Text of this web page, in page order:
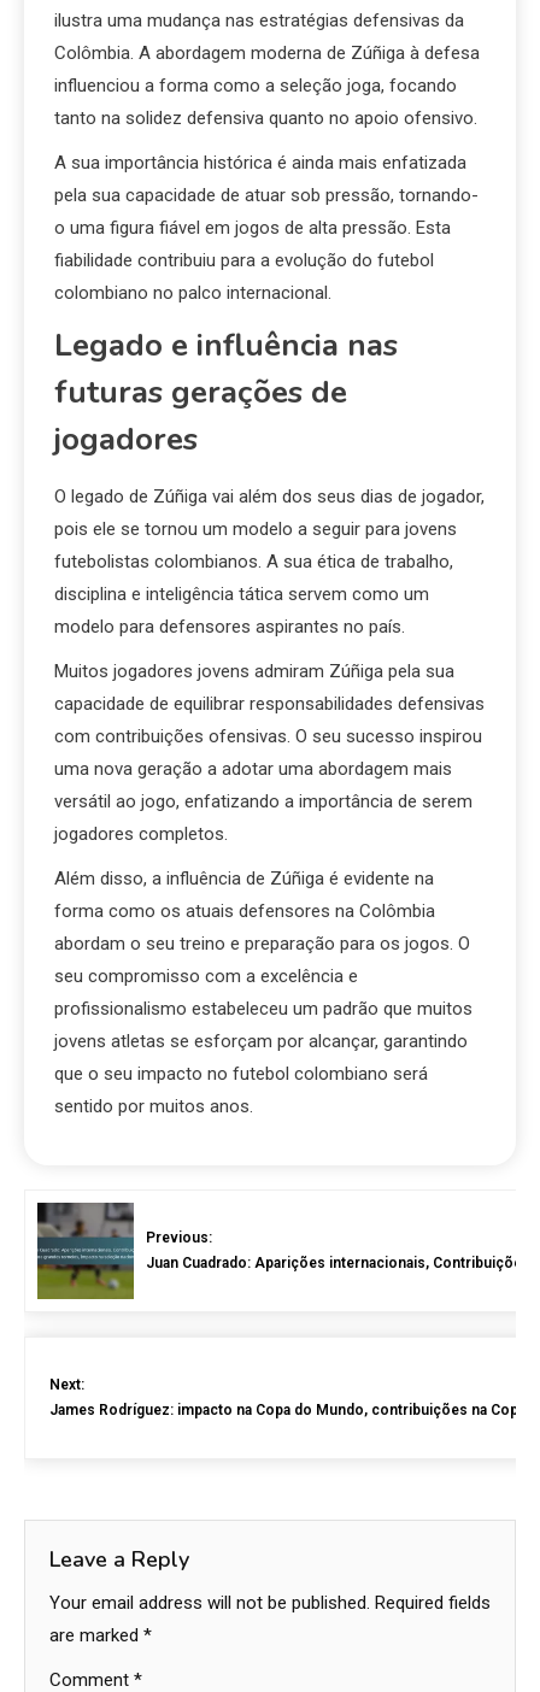
ilustra uma mudança nas estratégias defensivas da
Colômbia. A abordagem moderna de Zúñiga à defesa
influenciou a forma como a seleção joga, focando
tanto na solidez defensiva quanto no apoio ofensivo.
A sua importância histórica é ainda mais enfatizada
pela sua capacidade de atuar sob pressão, tornando-
o uma figura fiável em jogos de alta pressão. Esta
fiabilidade contribuiu para a evolução do futebol
colombiano no palco internacional.
Legado e influência nas
futuras gerações de
jogadores
O legado de Zúñiga vai além dos seus dias de jogador,
pois ele se tornou um modelo a seguir para jovens
futebolistas colombianos. A sua ética de trabalho,
disciplina e inteligência tática servem como um
modelo para defensores aspirantes no país.
Muitos jogadores jovens admiram Zúñiga pela sua
capacidade de equilibrar responsabilidades defensivas
com contribuições ofensivas. O seu sucesso inspirou
uma nova geração a adotar uma abordagem mais
versátil ao jogo, enfatizando a importância de serem
jogadores completos.
Além disso, a influência de Zúñiga é evidente na
forma como os atuais defensores na Colômbia
abordam o seu treino e preparação para os jogos. O
seu compromisso com a excelência e
profissionalismo estabeleceu um padrão que muitos
jovens atletas se esforçam por alcançar, garantindo
que o seu impacto no futebol colombiano será
sentido por muitos anos.
Previous:
Juan Cuadrado: Aparições internacionais,
Next:
James Rodríguez: impacto na Copa do Mundo, contribuições na Copa
Leave a Reply
Your email address will not be published. Required fields
are marked *
Comment *